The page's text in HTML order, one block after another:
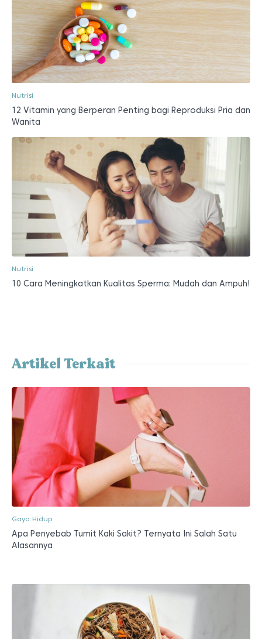
Nutrisi
12 Vitamin yang Berperan Penting bagi Reproduksi Pria dan
Wanita
Nutrisi
10 Cara Meningkatkan Kualitas Sperma: Mudah dan Ampuh!
Artikel Terkait
Gaya Hidup
Apa Penyebab Tumit Kaki Sakit? Ternyata Ini Salah Satu
Alasannya